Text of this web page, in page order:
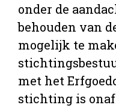
onder de
behouden van
mogelijk te
met het
stichting is